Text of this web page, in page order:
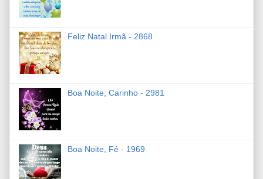
Feliz Natal Irmã - 2868
Boa Noite, Carinho - 2981
Boa Noite, Fé - 1969